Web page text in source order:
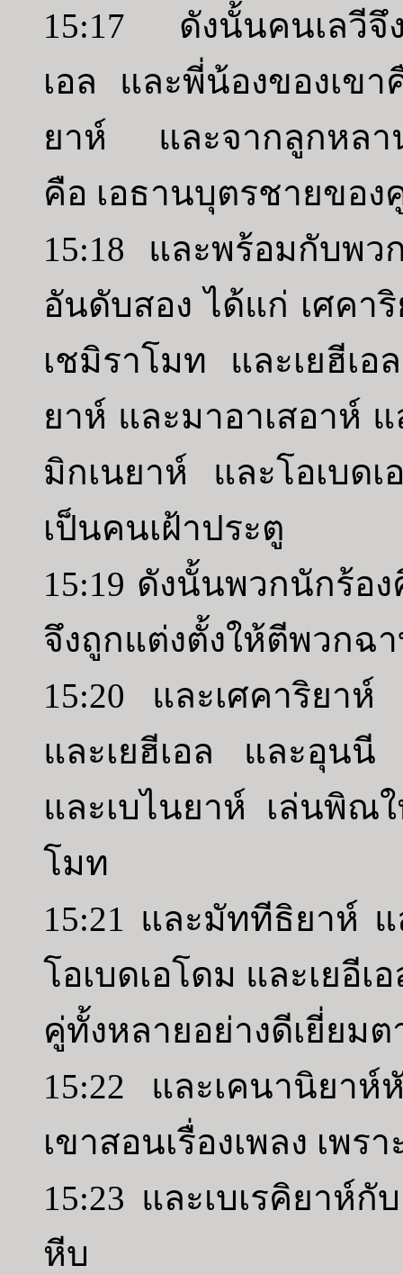
15:17 ดังนั้นคนเลวีจึ
เอล และพี่น้องของเข
ยาห์ และจากลูกหลาน
คือ เอธานบุตรชายของ
15:18 และพร้อมกับพว
อันดับสอง ได้แก่ เศคา
เชมิราโมท และเยฮีเ
ยาห์ และมาอาเสอาห์
มิกเนยาห์ และโอเบด
เป็นคนเฝ้าประตู
15:19 ดังนั้นพวกนักร้อ
จึงถูกแต่งตั้งให้ตีพวกฉ
15:20 และเศคาริยา
และเยฮีเอล และอุนนี
และเบไนยาห์ เล่นพิณ
โมท
15:21 และมัททีธิยาห์
โอเบดเอโดม และเยอี
คู่ทั้งหลายอย่างดีเยี่ยม
15:22 และเคนานิยาห์
เขาสอนเรื่องเพลง เพ
15:23 และเบเรคิยาห์กั
หีบ